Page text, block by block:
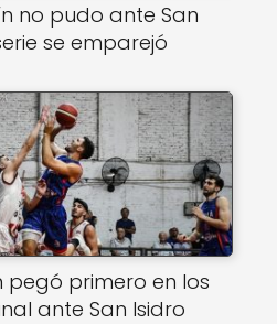
no pudo ante San
se emparejó
pegó primero en los
ante San Isidro